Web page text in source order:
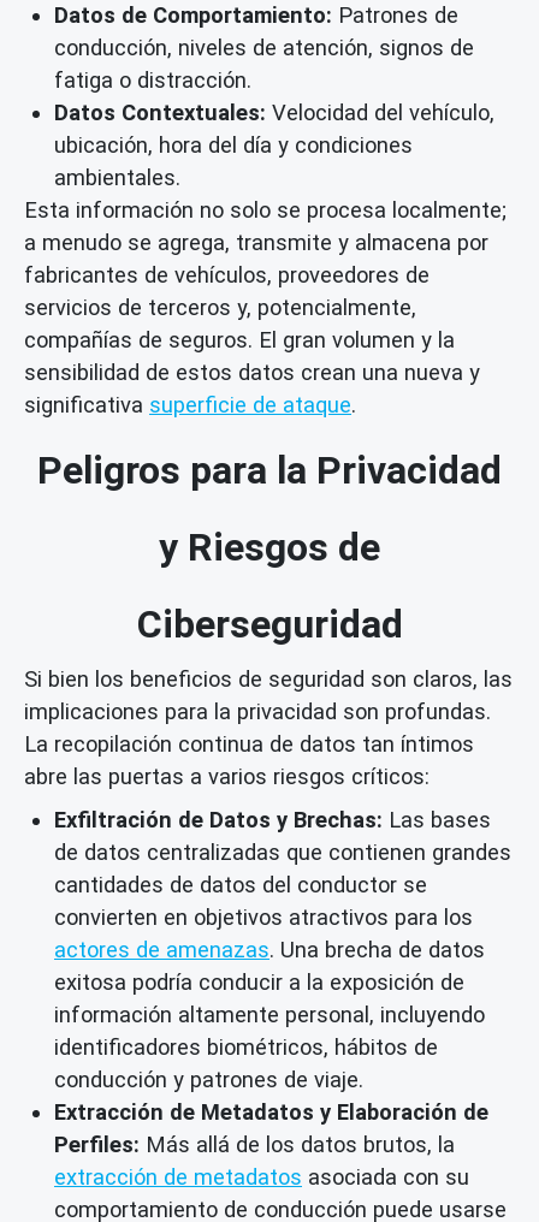
Datos de Comportamiento: Patrones de
conducción, niveles de atención, signos de
fatiga o distracción.
Datos Contextuales: Velocidad del vehículo,
ubicación, hora del día y condiciones
ambientales.
Esta información no solo se procesa localmente;
a menudo se agrega, transmite y almacena por
fabricantes de vehículos, proveedores de
servicios de terceros y, potencialmente,
compañías de seguros. El gran volumen y la
sensibilidad de estos datos crean una nueva y
significativa superficie de ataque.
Peligros para la Privacidad
y Riesgos de
Ciberseguridad
Si bien los beneficios de seguridad son claros, las
implicaciones para la privacidad son profundas.
La recopilación continua de datos tan íntimos
abre las puertas a varios riesgos críticos:
Exfiltración de Datos y Brechas: Las bases
de datos centralizadas que contienen grandes
cantidades de datos del conductor se
convierten en objetivos atractivos para los
actores de amenazas. Una brecha de datos
exitosa podría conducir a la exposición de
información altamente personal, incluyendo
identificadores biométricos, hábitos de
conducción y patrones de viaje.
Extracción de Metadatos y Elaboración de
Perfiles: Más allá de los datos brutos, la
extracción de metadatos asociada con su
comportamiento de conducción puede usarse